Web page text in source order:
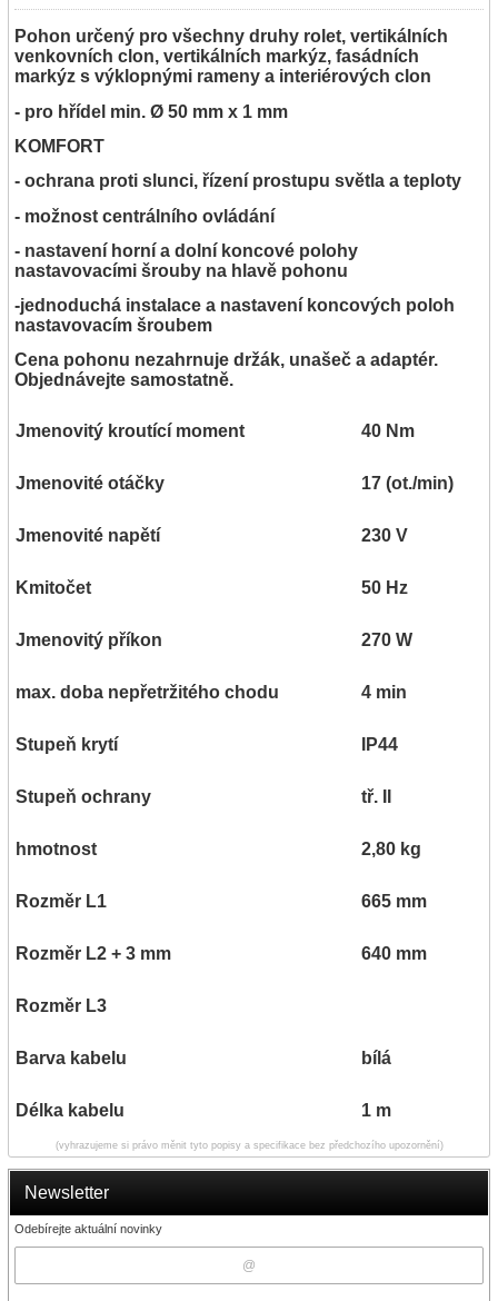
Newsletter
Odebírejte aktuální novinky
Pohon určený pro všechny druhy rolet, vertikálních
venkovních clon, vertikálních markýz, fasádních
markýz s výklopnými rameny a interiérových clon
- pro hřídel min. Ø 50 mm x 1 mm
KOMFORT
- ochrana proti slunci, řízení prostupu světla a teploty
- možnost centrálního ovládání
- nastavení horní a dolní koncové polohy
nastavovacími šrouby na hlavě pohonu
-jednoduchá instalace a nastavení koncových poloh
nastavovacím šroubem
Cena pohonu nezahrnuje držák, unašeč a adaptér.
Objednávejte samostatně.
Jmenovitý kroutící moment 40 Nm
Jmenovité otáčky 17 (ot./min)
Jmenovité napětí 230 V
Kmitočet 50 Hz
Jmenovitý příkon 270 W
max. doba nepřetržitého chodu 4 min
Stupeň krytí IP44
Stupeň ochrany tř. II
hmotnost 2,80 kg
Rozměr L1 665 mm
Rozměr L2 + 3 mm 640 mm
Rozměr L3
Barva kabelu bílá
Délka kabelu 1 m
(vyhrazujeme si právo měnit tyto popisy a specifikace bez předchozího upozornění)